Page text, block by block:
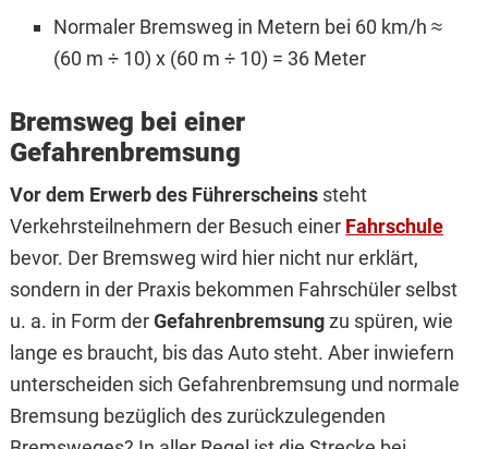
Normaler Bremsweg in Metern bei 60 km/h ≈
(60 m ÷ 10) x (60 m ÷ 10) = 36 Meter
Bremsweg bei einer
Gefahrenbremsung
Vor dem Erwerb des Führerscheinssteht
Verkehrsteilnehmern der Besuch einer Fahrschule
bevor. Der Bremsweg wird hier nicht nur erklärt,
sondern in der Praxis bekommen Fahrschüler selbst
u. a. in Form derGefahrenbremsungzu spüren, wie
lange es braucht, bis das Auto steht. Aber inwiefern
unterscheiden sich Gefahrenbremsung und normale
Bremsung bezüglich des zurückzulegenden